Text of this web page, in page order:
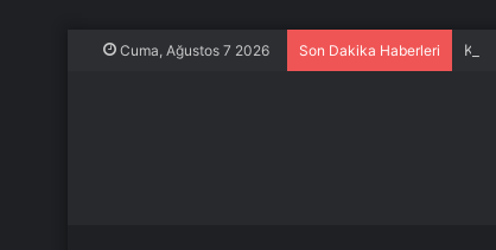
Cuma, Ağustos 7 2026 Son Dakika Haberleri